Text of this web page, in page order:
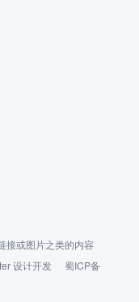
接或图片之类的内容
设计开发
蜀ICP备